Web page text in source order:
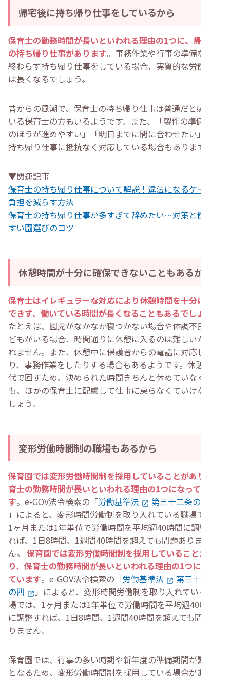
帰宅後に持ち帰り仕事をしているから
保育士の勤務時間が長いといわれる理由の1つに、帰宅後
の持ち帰り仕事があります。事務作業や行事の準備などが
終わらず持ち帰り仕事をしている場合、実質的な労働時間
は長くなるでしょう。
昔からの風潮で、保育士の持ち帰り仕事は普通だと感じて
いる保育士の方もいるようです。また、「製作の準備は家
のほうが進めやすい」「明日までに間に合わせたい」と、
持ち帰り仕事に抵抗なく対応している場合もあります。
▼関連記事
保育士の持ち帰り仕事について解説！違法になるケースや
負担を減らす方法
保育士の持ち帰り仕事が多すぎて辞めたい…対策と働きや
すい園選びのコツ
休憩時間が十分に確保できないこともあるから
保育士はイレギュラーな対応により休憩時間を十分に確保
できず、働いている時間が長くなることもあるでしょう
たとえば、園児がなかなか寝つかない場合や体調不良の子
どもがいる場合、時間通りに休憩に入るのは難しいかもし
れません。また、休憩中に保護者からの電話に対応した
り、事務作業をしたりする場合もあるようです。休憩は交
代で回すため、決められた時間きちんと休めていなくて
も、ほかの保育士に配慮して仕事に戻らなくていけないで
しょう。
変形労働時間制の職場もあるから
保育園では変形労働時間制を採用していることがあり、保
育士の勤務時間が長いといわれる理由の1つになっていま
す。e-GOV法令検索の「労働基準法
第三十二条の四
」によると、変形時間労働制を取り入れている職場では、
1ヶ月または1年単位で労働時間を平均週40時間に調整す
れば、1日8時間、1週間40時間を超えても問題ありませ
ん。 保育園では変形労働時間制を採用していることがあ
り、保育士の勤務時間が長いといわれる理由の1つになっ
ています。e-GOV法令検索の「労働基準法
第三十二条
の四
」によると、変形時間労働制を取り入れている職
場では、1ヶ月または1年単位で労働時間を平均週40時間
に調整すれば、1日8時間、1週間40時間を超えても問題あ
りません。
保育園では、行事の多い時期や新年度の準備期間が繁忙期
となるため、変形労働時間制を採用している場合がありま